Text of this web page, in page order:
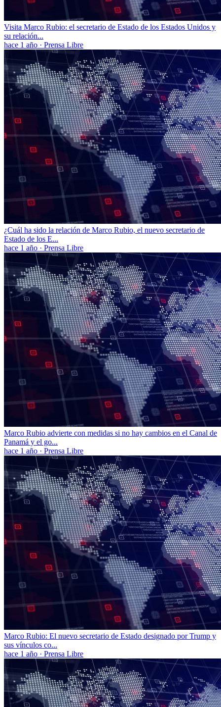
Visita Marco Rubio: el secretario de Estado de los Estados Unidos y
su relación...
hace 1 año · Prensa Libre
¿Cuál ha sido la relación de Marco Rubio, el nuevo secretario de
Estado de los E...
hace 1 año · Prensa Libre
Marco Rubio advierte con medidas si no hay cambios en el Canal de
Panamá y el go...
hace 1 año · Prensa Libre
Marco Rubio: El nuevo secretario de Estado designado por Trump y
sus vínculos co...
hace 1 año · Prensa Libre